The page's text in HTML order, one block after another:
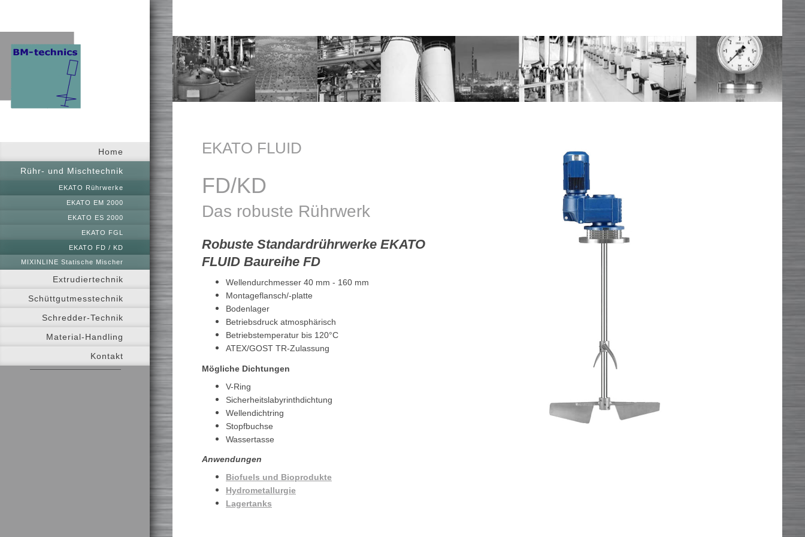
Home
Rühr- und Mischtechnik
EKATO Rührwerke
EKATO EM 2000
EKATO ES 2000
EKATO FGL
EKATO FD / KD
MIXINLINE Statische Mischer
Extrudiertechnik
Schüttgutmesstechnik
Schredder-Technik
Material-Handling
Kontakt
EKATO FLUID
FD/KD
Das robuste Rührwerk
Robuste Standardrührwerke EKATO
FLUID Baureihe FD
Wellendurchmesser 40 mm - 160 mm
Montageflansch/-platte
Bodenlager
Betriebsdruck atmosphärisch
Betriebstemperatur bis 120°C
ATEX/GOST TR-Zulassung
Mögliche Dichtungen
V-Ring
Sicherheitslabyrinthdichtung
Wellendichtring
Stopfbuchse
Wassertasse
Anwendungen
Biofuels und Bioprodukte
Hydrometallurgie
Lagertanks